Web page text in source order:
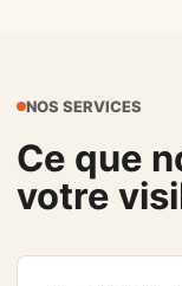
NOS SERVICES
Ce que
votre